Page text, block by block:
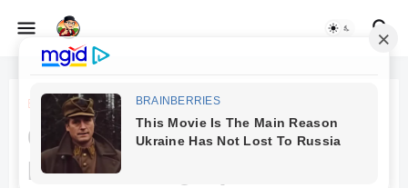
Beranda biro jasa
Cara Mendirikan Biro Jasa:
Panduan Lengkap Memulai